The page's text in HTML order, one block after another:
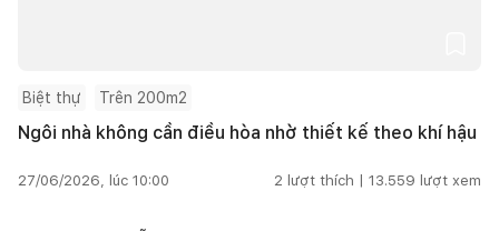
Biệt thự Trên 200m2
Ngôi nhà không cần điều hòa nhờ thiết kế theo khí hậu
27/06/2026, lúc 10:00 2 lượt thích | 13.559 lượt xem